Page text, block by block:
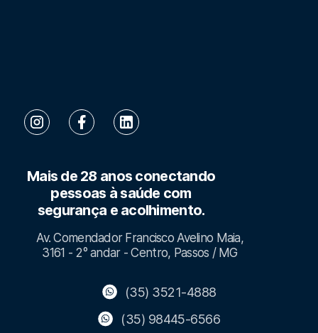
Mais de 28 anos conectando
pessoas à saúde com
segurança e acolhimento.
Av. Comendador Francisco Avelino Maia,
3161 - 2° andar - Centro, Passos / MG
(35) 3521-4888
(35) 98445-6566